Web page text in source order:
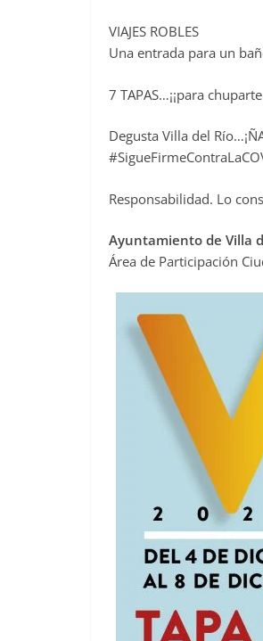
VIAJES ROBLES
Una entrada para un
7 TAPAS…¡¡para
Degusta Villa del
Responsabilidad. Lo
Ayuntamiento de Villa
Área de Participación